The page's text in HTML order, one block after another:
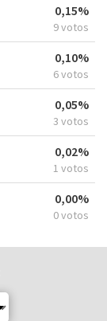
0,15%
9 votos
0,10%
6 votos
0,05%
3 votos
0,02%
1 votos
0,00%
0 votos